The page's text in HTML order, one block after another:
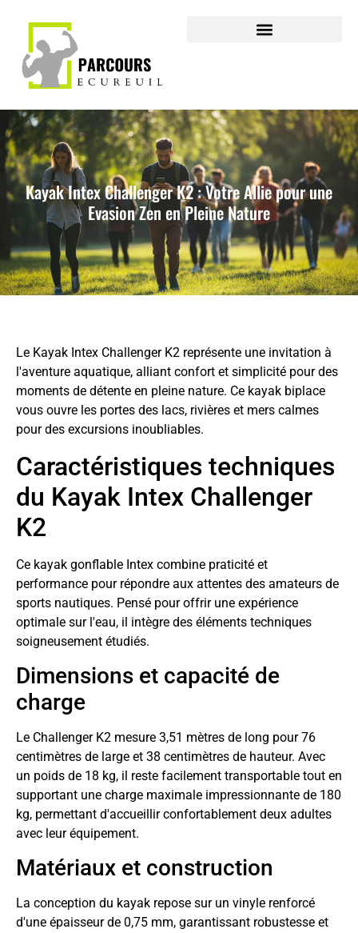
Kayak Intex Challenger K2 : Votre Allie pour une
Evasion Zen en Pleine Nature
Le Kayak Intex Challenger K2 représente une invitation à
l'aventure aquatique, alliant confort et simplicité pour des
moments de détente en pleine nature. Ce kayak biplace
vous ouvre les portes des lacs, rivières et mers calmes
pour des excursions inoubliables.
Caractéristiques techniques
du Kayak Intex Challenger
K2
Ce kayak gonflable Intex combine praticité et
performance pour répondre aux attentes des amateurs de
sports nautiques. Pensé pour offrir une expérience
optimale sur l'eau, il intègre des éléments techniques
soigneusement étudiés.
Dimensions et capacité de
charge
Le Challenger K2 mesure 3,51 mètres de long pour 76
centimètres de large et 38 centimètres de hauteur. Avec
un poids de 18 kg, il reste facilement transportable tout en
supportant une charge maximale impressionnante de 180
kg, permettant d'accueillir confortablement deux adultes
avec leur équipement.
Matériaux et construction
La conception du kayak repose sur un vinyle renforcé
d'une épaisseur de 0,75 mm, garantissant robustesse et